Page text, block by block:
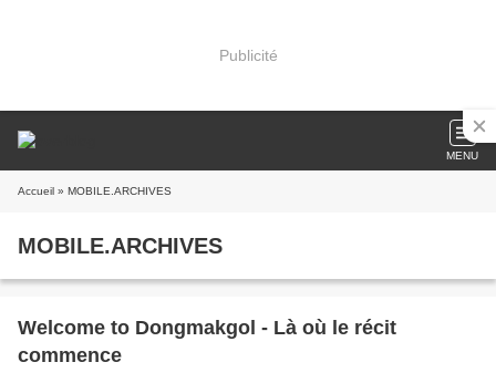
Publicité
MENU
Accueil » MOBILE.ARCHIVES
MOBILE.ARCHIVES
Welcome to Dongmakgol - Là où le récit
commence